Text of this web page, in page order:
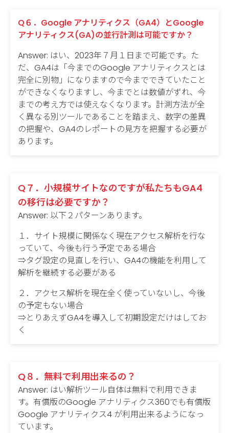
Q６．Google アナリティクス（GA4）とGoogle
アナリティクス(GA)の並行計測は可能ですか？
Answer: はい、2023年７月１日まで可能です。た
だ、GA4は「今までのGoogle アナリティクスとは
完全に別物」になりますので今までできていたこと
ができなくなりますし、今までとは数値がずれ、今
までの考え方では使えなくなります。計測方法が全
く異なる別ツールであることを踏まえ、数字の差異
の把握や、GA4のレポートの見方を把握する必要が
あります。
Q７．小規模サイトなのですが私たちもGA4
の移行は必要ですか？
Answer: 以下２パターンあります。
１．サイト規模に関係なく現在アクセス解析を行な
っていて、今後も行う予定である場合
⇒タグ設定の見直しを行い、GA4の機能を利用して
解析を継続する必要がある
２．アクセス解析を現在全く使っていないし、今後
の予定もない場合
⇒とりあえずGA4を導入して初期設定だけはしてお
く
Q８．無料で利用出来るの？
Answer: はい解析ツール自体は無料で利用できま
す。有償版のGoogle アナリティクス360でも有償版
Google アナリティクス4 が利用出来るようになっ
ています。